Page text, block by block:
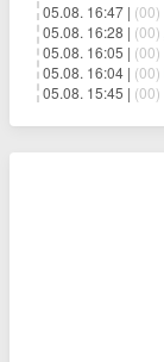
05.08. 16:47 | (00)
05.08. 16:28 | (00)
05.08. 16:05 | (00)
05.08. 16:04 | (00)
05.08. 15:45 | (00)